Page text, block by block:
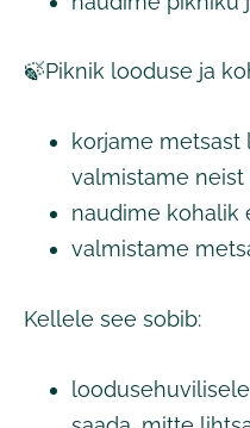
🍃Piknik looduse ja
korjame metsast
valmistame neist
naudime kohalik
valmistame
Kellele see sobib: